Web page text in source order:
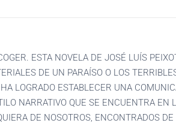
ESTA NOVELA DE JOSÉ LUÍS
DE UN PARAÍSO O LOS
LOGRADO ESTABLECER UNA
NARRATIVO QUE SE ENCUENTRA EN
DE NOSOTROS, ENCONTRADOS